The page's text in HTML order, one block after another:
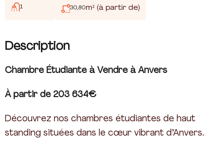
1
30,80m² (à partir de)
Description
Chambre Étudiante à Vendre à Anvers
À partir de 203 634€
Découvrez nos chambres étudiantes de haut
standing situées dans le cœur vibrant d’Anvers.